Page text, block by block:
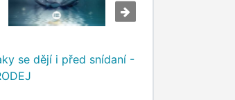
se dějí i před snídaní -